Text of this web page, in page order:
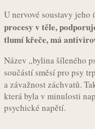
U nervové soustavy
procesy v těle,
tlumí křeče, má
Název „bylina šíleného
součástí směsí pro psy
a závažnost záchvatů.
která byla v minulosti
psychické napětí.